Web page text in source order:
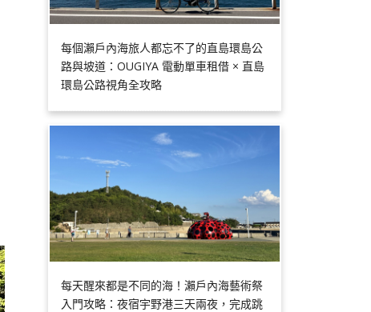
每個瀨戶內海旅人都忘不了的直島環島公
路與坡道：OUGIYA 電動單車租借 × 直島
環島公路視角全攻略
每天醒來都是不同的海！瀨戶內海藝術祭
入門攻略：夜宿宇野港三天兩夜，完成跳